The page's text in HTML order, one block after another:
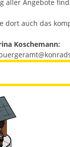
aller Angebote
dort auch das
Koschemann: